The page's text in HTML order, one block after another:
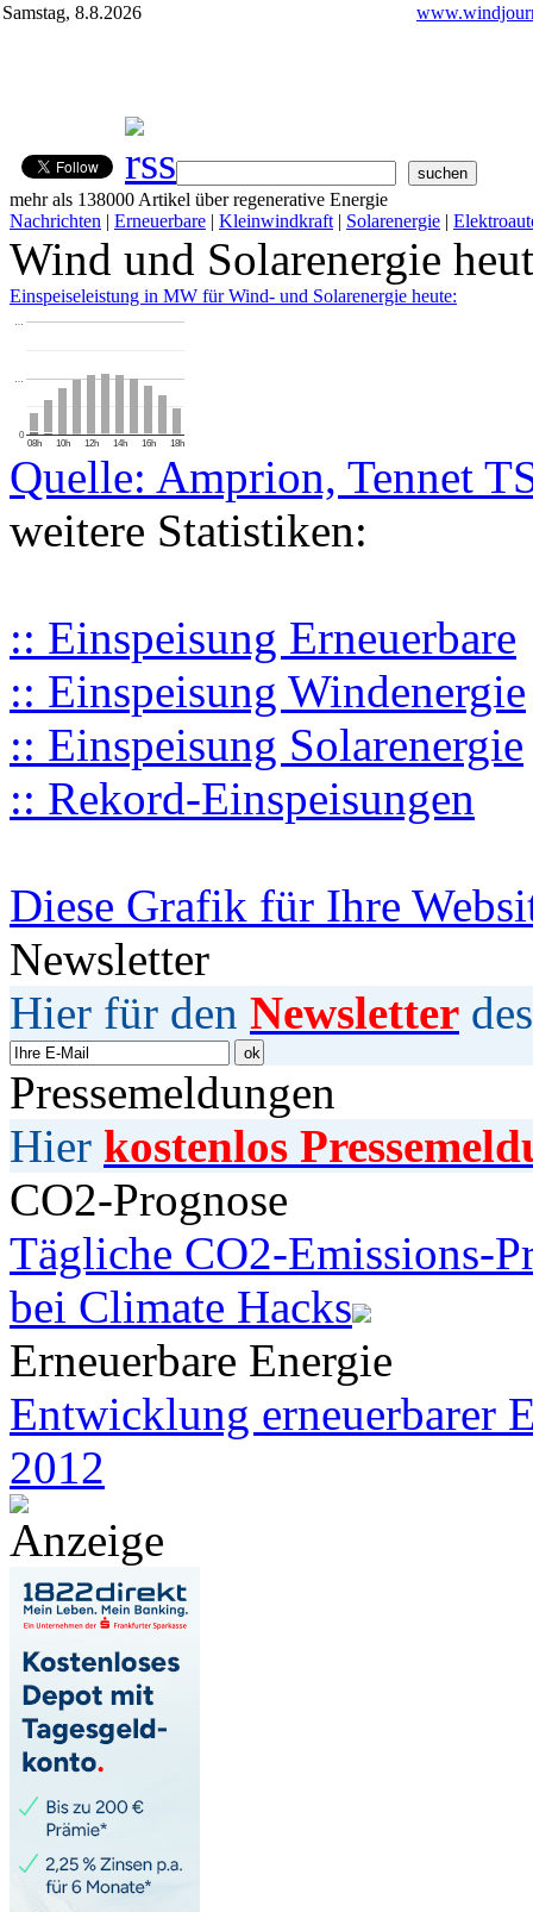
Samstag, 8.8.2026
mehr als 138000 Artikel über regenerative Energie
Nachrichten | Erneuerbare | Kleinwindkraft | Solarenergie |
Wind und Solarenergie
Einspeiseleistung in MW für Wind- und Solarenergie heute:
08h 10h 12h 14h 16h 18h
0
…
…
Quelle: Amprion, Tennet
weitere Statistiken:
:: Einspeisung Erneuerbare
:: Einspeisung Windenergie
:: Einspeisung Solarenergie
:: Rekord-Einspeisungen
Diese Grafik für Ihre
Newsletter
Hier für den Newsletter
Pressemeldungen
Hier kostenlos
CO2-Prognose
Tägliche CO2-Emissions-
bei Climate Hacks
Erneuerbare Energie
Entwicklung erneuerbarer
2012
Anzeige